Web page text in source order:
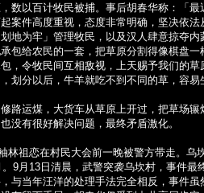
数以百计牧民被捕。事后胡春华称：「最
案件高度重视，态度非常明确，坚决依法
地为牢」管理牧民，以及汉人肆意掠夺内
包给农民的一套，把草原分割得像棋盘一
，令牧民间互相敌视，上天赐予我们的草
划分以后，牛羊就吃不到不同的草，容易
路运煤，大货车从草原上开过，把草场辗
没有很好解决问题，最终矛盾激化。
林祖恋在村民大会前一晚被警方带走。乌
9 月 13日清晨，武警突袭乌坎村，事件最
与当年汪洋的处理手法完全相反，事件虽